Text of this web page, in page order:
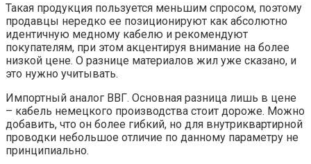
Такая продукция пользуется меньшим спросом, поэтому
продавцы нередко ее позиционируют как абсолютно
идентичную медному кабелю и рекомендуют
покупателям, при этом акцентируя внимание на более
низкой цене. О разнице материалов жил уже сказано, и
это нужно учитывать.
Импортный аналог ВВГ. Основная разница лишь в цене
– кабель немецкого производства стоит дороже. Можно
добавить, что он более гибкий, но для внутриквартирной
проводки небольшое отличие по данному параметру не
принципиально.